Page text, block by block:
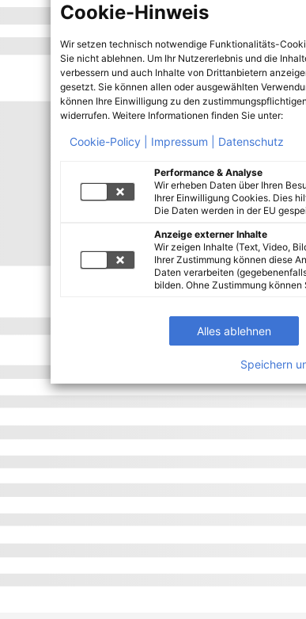
Cookie-Hinweis
Wir setzen technisch notwendige Funktionalitäts-
Sie nicht ablehnen. Um Ihr Nutzererlebnis und die
verbessern und auch Inhalte von Drittanbietern
gesetzt. Sie können allen oder ausgewählten
können Ihre Einwilligung zu den
widerrufen. Weitere Informationen finden Sie unter:
Cookie-Policy | Impressum | Datenschutz
Performance & Analyse
Wir erheben Daten über Ihren
Ihrer Einwilligung Cookies. Dies
Die Daten werden in der EU
Anzeige externer Inhalte
Wir zeigen Inhalte (Text, Video,
Ihrer Zustimmung können diese
Daten verarbeiten
bilden. Ohne Zustimmung
Alles ablehnen
Speichern